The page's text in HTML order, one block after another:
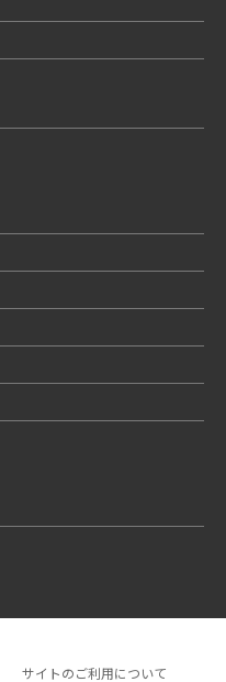
サイトのご利用について